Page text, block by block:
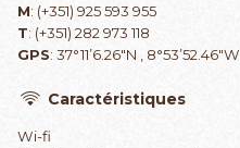
M: (+351) 925 593 955
T: (+351) 282 973 118
GPS: 37°11’6.26″N , 8°53’52.46″W
Caractéristiques
Wi-fi